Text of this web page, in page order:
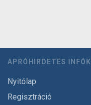
APRÓHIRDETÉS INFÓK
Nyitólap
Regisztráció